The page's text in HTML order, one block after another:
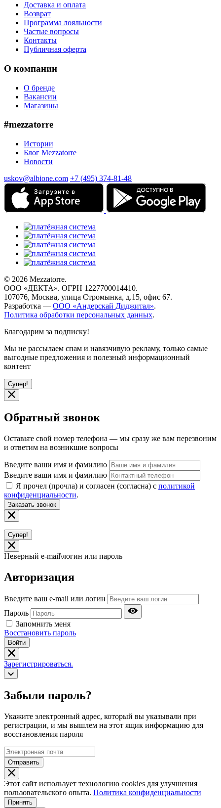
Доставка и оплата
Возврат
Программа лояльности
Частые вопросы
Контакты
Публичная оферта
О компании
О бренде
Вакансии
Магазины
#mezzatorre
Истории
Блог Mezzatorre
Новости
uskov@albione.com +7 (495) 374-81-48
© 2026 Mezzatorre.
ООО «ДЕКТА». ОГРН 1227700014410.
107076, Москва, улица Стромынка, д.15, офис 67.
Разработка — ООО «Андерскай Диджитал».
Политика обработки персональных данных.
Благодарим за подписку!
Мы не рассылаем спам и навязчивую рекламу, только самые
выгодные предложения и полезный информационный
контент
Супер!
Обратный звонок
Оставьте свой номер телефона — мы сразу же вам перезвоним
и ответим на возникшие вопросы
Введите ваши имя и фамилию
Введите ваши имя и фамилию
Я прочел (прочла) и согласен (согласна) с политикой
конфиденциальности.
Заказать звонок
Супер!
Неверный e-mail\логин или пароль
Авторизация
Введите ваш e-mail или логин
Пароль
Запомнить меня
Восстановить пароль
Войти
Зарегистрироваться.
Забыли пароль?
Укажите электронный адрес, который вы указывали при
регистрации, и мы вышлем на этот ящик информацию для
восстановления пароля
Отправить
Этот сайт использует технологию cookies для улучшения
пользовательского опыта. Политика конфиденциальности
Принять